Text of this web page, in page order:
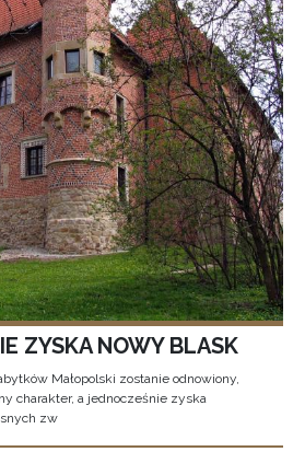
ZYSKA NOWY BLASK
Małopolski zostanie odnowiony,
charakter, a jednocześnie zyska
zw